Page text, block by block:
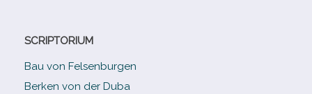
SCRIPTORIUM
Bau von Felsenburgen
Berken von der Duba